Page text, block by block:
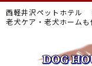
西軽井沢ペットホテル
老犬ケア・老犬ホームも